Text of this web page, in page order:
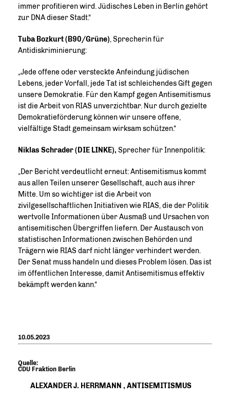
immer profitieren wird. Jüdisches Leben in Berlin gehört
zur DNA dieser Stadt.“
Tuba Bozkurt (B90/Grüne), Sprecherin für
Antidiskriminierung:
Jede offene oder versteckte Anfeindung jüdischen
Lebens, jeder Vorfall, jede Tat ist schleichendes Gift gegen
unsere Demokratie. Für den Kampf gegen Antisemitismus
ist die Arbeit von RIAS unverzichtbar. Nur durch gezielte
Demokratieförderung können wir unsere offene,
vielfältige Stadt gemeinsam wirksam schützen.“
Niklas Schrader (DIE LINKE), Sprecher für Innenpolitik:
Der Bericht verdeutlicht erneut: Antisemitismus kommt
aus allen Teilen unserer Gesellschaft, auch aus ihrer
Mitte. Um so wichtiger ist die Arbeit von
zivilgesellschaftlichen Initiativen wie RIAS, die der Politik
wertvolle Informationen über Ausmaß und Ursachen von
antisemitischen Übergriffen liefern. Der Austausch von
statistischen Informationen zwischen Behörden und
Trägern wie RIAS darf nicht länger verhindert werden.
Der Senat muss handeln und dieses Problem lösen. Das ist
im öffentlichen Interesse, damit Antisemitismus effektiv
bekämpft werden kann.“
10.05.2023
Quelle:
CDU Fraktion Berlin
ALEXANDER J. HERRMANN , ANTISEMITISMUS